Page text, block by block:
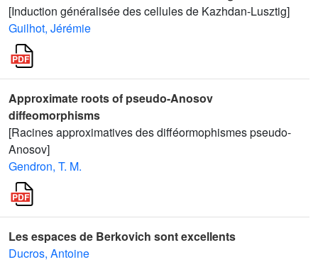
[Induction généralisée des cellules de Kazhdan-Lusztig]
Guilhot, Jérémie
Approximate roots of pseudo-Anosov
diffeomorphisms
[Racines approximatives des difféormophismes pseudo-
Anosov]
Gendron, T. M.
Les espaces de Berkovich sont excellents
Ducros, Antoine